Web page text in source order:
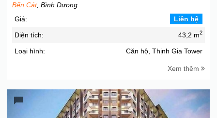
Bến Cát, Bình Dương
Giá:
Liên hệ
Diện tích: 43,2 m2
Loại hình: Căn hộ, Thịnh Gia Tower
Xem thêm